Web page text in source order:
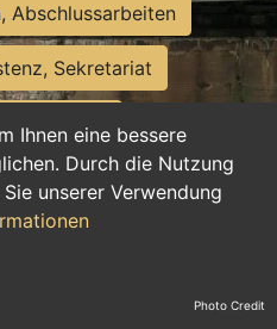
Ihnen eine bessere
Durch die Nutzung
unserer Verwendung
Abschlussarbeiten
Sekretariat
Ausbildung
Photo Credit